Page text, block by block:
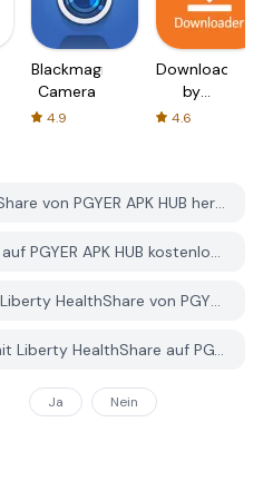
Blackmagic
Camera
4.9
Downloader
by
AFTVnews
4.6
Wie lade ich Liberty HealthShare von PGYER APK HUB herunter?
Ist das Liberty HealthShare auf PGYER APK HUB kostenlos zum Download?
Benötige ich ein Konto, um Liberty HealthShare von PGYER APK HUB herunterzuladen?
Wie kann ich ein Problem mit Liberty HealthShare auf PGYER APK HUB melden?
Ja Nein